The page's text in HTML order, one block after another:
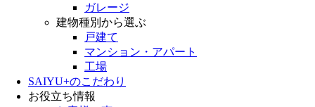
ガレージ
建物種別から選ぶ
戸建て
マンション・アパート
工場
SAIYU+のこだわり
お役立ち情報